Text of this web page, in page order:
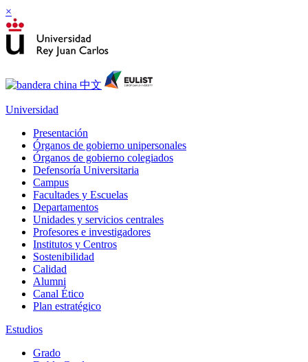
×
Universidad
Presentación
Órganos de gobierno unipersonales
Órganos de gobierno colegiados
Defensoría Universitaria
Campus
Facultades y Escuelas
Departamentos
Unidades y servicios centrales
Profesores e investigadores
Institutos y Centros
Sostenibilidad
Calidad
Alumni
Canal Ético
Plan estratégico
Estudios
Grado